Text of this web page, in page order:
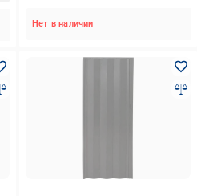
Нет в наличии